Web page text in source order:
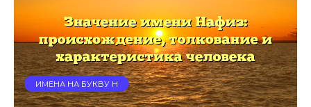
ИМЕНА НА БУКВУ Н